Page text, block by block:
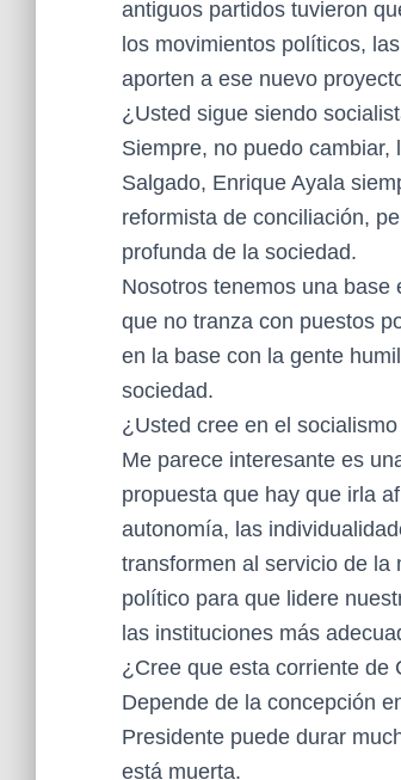
antiguos partidos tuvieron
los movimientos políticos,
aporten a ese nuevo
¿Usted sigue siendo
Siempre, no puedo
Salgado, Enrique Ayala
reformista de conciliación,
profunda de la sociedad.
Nosotros tenemos una
que no tranza con puestos
en la base con la gente
sociedad.
¿Usted cree en el
Me parece interesante es
propuesta que hay que irla
autonomía, las
transformen al servicio de la
político para que lidere
las instituciones más
¿Cree que esta corriente de
Depende de la concepción
Presidente puede durar
está muerta.